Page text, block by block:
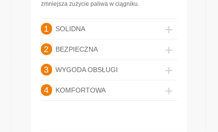
zmniejsza zużycie paliwa w ciągniku.
1 SOLIDNA
2 BEZPIECZNA
3 WYGODA OBSŁUGI
4 KOMFORTOWA